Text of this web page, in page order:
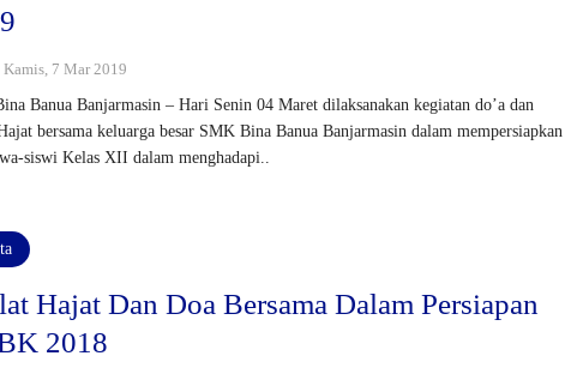
7 Mar 2019
Banua Banjarmasin – Hari Senin 04 Maret dilaksanakan kegiatan do’a dan
bersama keluarga besar SMK Bina Banua Banjarmasin dalam mempersiapkan
siswi Kelas XII dalam menghadapi..
Hajat Dan Doa Bersama Dalam Persiapan
2018